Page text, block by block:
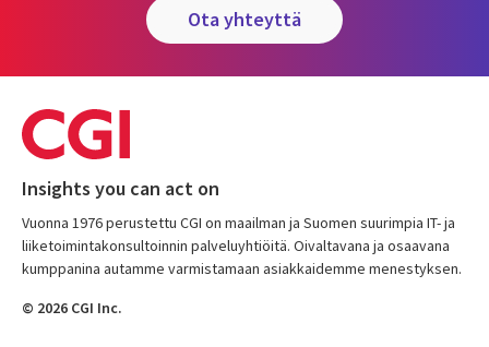
ota yhteyttä
Insights you can act on
Vuonna 1976 perustettu CGI on maailman ja Suomen suurimpia IT- ja
liiketoimintakonsultoinnin palveluyhtiöitä. Oivaltavana ja osaavana
kumppanina autamme varmistamaan asiakkaidemme menestyksen.
© 2026 CGI Inc.